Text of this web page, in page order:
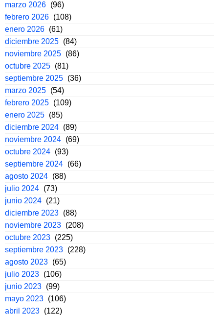
marzo 2026 (96)
febrero 2026 (108)
enero 2026 (61)
diciembre 2025 (84)
noviembre 2025 (86)
octubre 2025 (81)
septiembre 2025 (36)
marzo 2025 (54)
febrero 2025 (109)
enero 2025 (85)
diciembre 2024 (89)
noviembre 2024 (69)
octubre 2024 (93)
septiembre 2024 (66)
agosto 2024 (88)
julio 2024 (73)
junio 2024 (21)
diciembre 2023 (88)
noviembre 2023 (208)
octubre 2023 (225)
septiembre 2023 (228)
agosto 2023 (65)
julio 2023 (106)
junio 2023 (99)
mayo 2023 (106)
abril 2023 (122)